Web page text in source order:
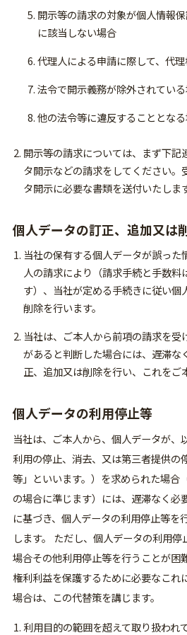
開示等の請求の対象が個人情報
に該当しない場合
代理人による申請に際して、代
法令で開示義務が除外されてい
他の法令等に違反することとな
開示等の請求については、まず下記
タ開示などの請求をしてください。
タ開示に必要な書類を送付いたしま
個人データの訂正、追加又は
当社の保有する個人データが誤っ
人の請求により（請求手続と手数料
す）、当社が定める手続きに従い個
削除を行います。
当社は、ご本人から前項の請求を
があると判断した場合には、遅滞な
正、追加又は削除を行い、これをご
個人データの利用停止等
当社は、ご本人から、個人データが、
利用の停止、消去、又は第三者提供の
等」といいます。）を求められた場合
の場合に準じます）には、遅滞なく必
に基づき、個人データの利用停止等を
します。 ただし、個人データの利用
場合その他利用停止等を行うことが困
権利利益を保護するために必要なこれ
場合は、この代替策を講じます。
利用目的の範囲を超えて取り扱われ